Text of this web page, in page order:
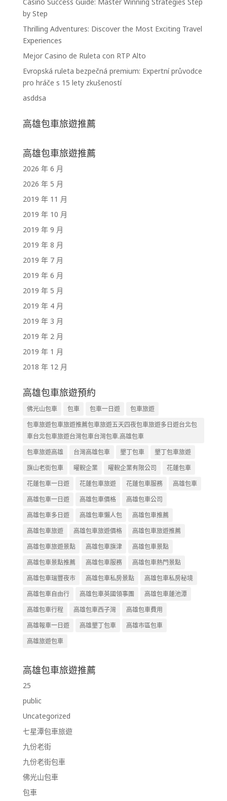
Casino Success Guide: Master Winning Strategies Step
by Step
Thrilling Adventures: Discover the Most Exciting Travel
Experiences
Mejor Casino de Ruleta con RTP Alto
Evropská ruleta bezpečná premium: Expertní průvodce
pro hráče s 15 lety zkušeností
asddsa
高雄包車旅遊推薦
高雄包車旅遊推薦
2026 年 6 月
2026 年 5 月
2019 年 11 月
2019 年 10 月
2019 年 9 月
2019 年 8 月
2019 年 7 月
2019 年 6 月
2019 年 5 月
2019 年 4 月
2019 年 3 月
2019 年 2 月
2019 年 1 月
2018 年 12 月
高雄包車旅遊預約
佛光山包車 包車 包車一日遊
包車旅遊
包車旅遊包車旅遊推薦包車旅遊五天四夜包車旅遊多日遊台北包
車台北包車旅遊台灣包車台灣包車.高雄包車
包車旅遊高雄
台灣高雄包車 墾丁包車
墾丁包車旅遊
旗山老街包車
曜輗企業 曜輗企業有限公司
花蓮包車
花蓮包車一日遊
花蓮包車旅遊 花蓮包車服務
高雄包車
高雄包車一日遊
高雄包車價格
高雄包車公司
高雄包車多日遊
高雄包車懶人包
高雄包車推薦
高雄包車旅遊
高雄包車旅遊價格
高雄包車旅遊推薦
高雄包車旅遊景點
高雄包車旗津
高雄包車景點
高雄包車景點推薦
高雄包車服務
高雄包車熱門景點
高雄包車瑞豐夜市
高雄包車私房景點
高雄包車私房秘境
高雄包車自由行
高雄包車英國領事團
高雄包車蓮池潭
高雄包車行程
高雄包車西子灣
高雄包車費用
高雄報車一日遊
高雄墾丁包車
高雄市區包車
高雄旅遊包車
高雄包車旅遊推薦
25
public
Uncategorized
七星潭包車旅遊
九份老街
九份老街包車
佛光山包車
包車